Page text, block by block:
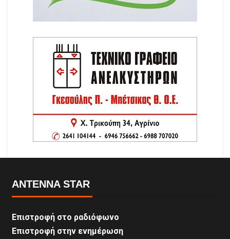
ANTENNA STAR
Επιστροφή στο ραδιόφωνο
Επιστροφή στην ενημέρωση